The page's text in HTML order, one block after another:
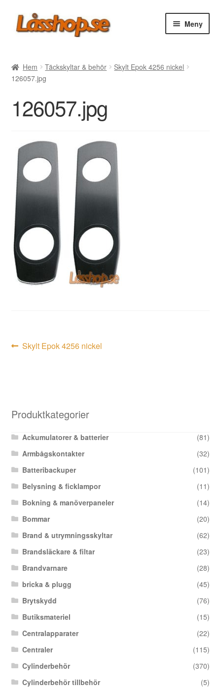
Hoppa
till
Hoppa
till
Meny
Rea
Villkor
Forum/Manualer/Råd
Support
Hem Täckskyltar & behör
Skylt Epok 4256 nickel
126057.jpg
126057.jpg
Inläggsnavigering
Föregående
Skylt Epok 4256 nickel
Produktkategorier
Ackumulatorer & batterier
(81)
Armbågskontakter
(32)
Batteribackuper
(101)
Belysning & ficklampor
(11)
Bokning & manöverpaneler
(14)
Bommar
(20)
Brand & utrymningsskyltar
(62)
Brandsläckare & filtar
(23)
Brandvarnare
(28)
bricka & plugg
(45)
Brytskydd
(76)
Butiksmateriel
(15)
Centralapparater
(22)
Centraler
(115)
Cylinderbehör
(370)
Cylinderbehör tillbehör
(5)